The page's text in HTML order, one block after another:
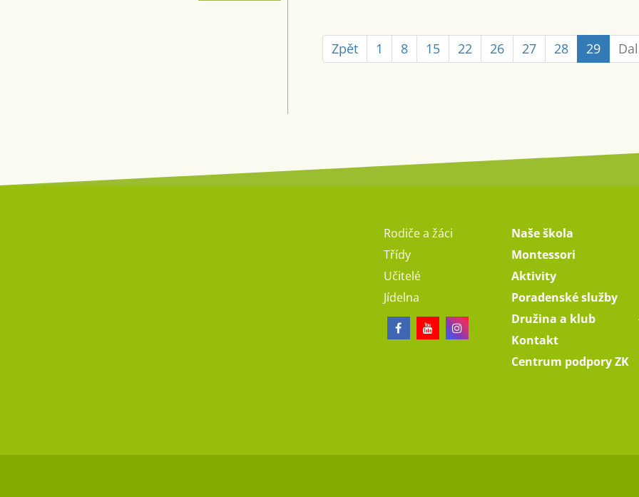
Zpět 1 8 15 22 26 27 28 29
Rodiče a žáci
Třídy
Učitelé
Jídelna
Naše škola
Montessori
Aktivity
Poradenské služby
Družina a klub
Kontakt
Centrum podpory ZK